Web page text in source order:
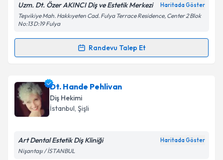
Kişisel verilerimin işlenmesine ilişkin
Metni'ni okudum ve kişisel verilerimin belirtilen
kapsamda işlenmesini kabul ediyorum.
Uzm. Dt. Özer AKINCI Diş ve Estetik Merkezi Haritada Göster
Teşvikiye Mah. Hakkıyeten Cad. Fulya Terrace Residence, Center 2 Blok
No:13 D:19 Fulya
Randevu Talep Et
Randevu Takvimi Talebi
Uzm. Dt. Özer Akıncıiçin randevu takvimi talebi
oluşturun. Size bu uzmandan randevu almanız için bir
takvim hazırlandığında e-posta ile bilgilendireceğiz.
Dt. Hande Pehlivan
Diş Hekimi
İstanbul, Şişli
Art Dental Estetik Diş Kliniği Haritada Göster
Nişantaşı / İSTANBUL